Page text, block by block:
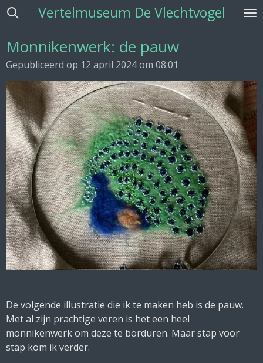
Ga
naar
de
hoofdinhoud
Vertelmuseum De Vlechtvogel
Monnikenwerk: de pauw
Gepubliceerd op 12 april 2024 om 08:01
De volgende illustratie die ik te maken heb is de pauw.
Met al zijn prachtige veren is het een heel
monnikenwerk om deze te borduren. Maar stap voor
stap kom ik verder.